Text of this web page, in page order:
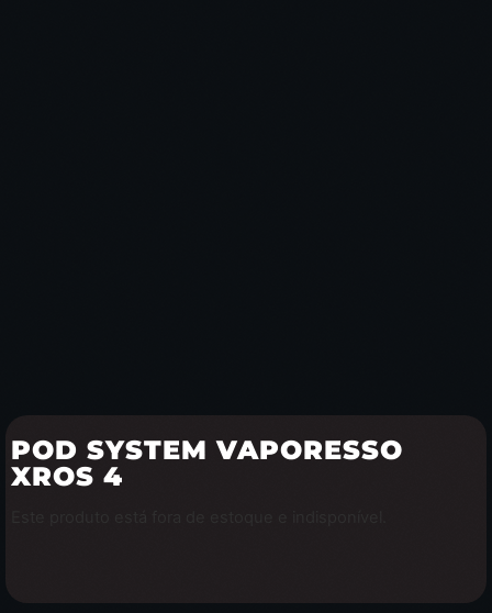
POD SYSTEM VAPORESSO
XROS 4